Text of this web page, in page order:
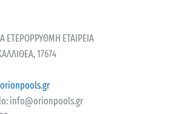
ΕΤΕΡΟΡΡΥΘΜΗ ΕΤΑΙΡΕΙΑ
17674
info@orionpools.gr